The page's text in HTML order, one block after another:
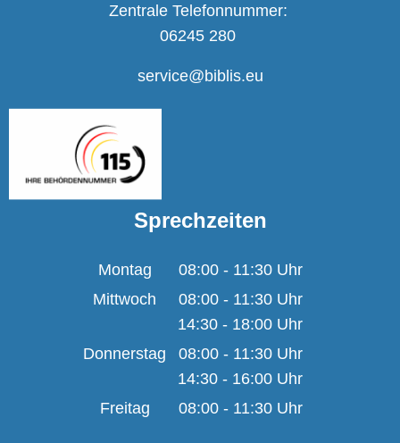
Zentrale Telefonnummer:
06245 280
service@biblis.eu
Sprechzeiten
Montag 08:00- 11:30Uhr
Von 08:00 bis 11:30
Mittwoch 08:00- 11:30Uhr
Von 08:00 bis 11:30
14:30 - 18:00 Uhr
Von 14:30 bis 18:00
Donnerstag 08:00- 11:30Uhr
Von 08:00 bis 11:30
14:30 - 16:00 Uhr
Von 14:30 bis 16:00
Freitag 08:00- 11:30Uhr